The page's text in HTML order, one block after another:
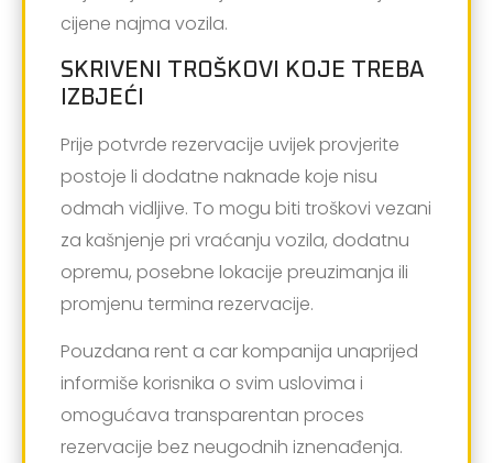
cijene najma vozila.
SKRIVENI TROŠKOVI KOJE TREBA
IZBJEĆI
Prije potvrde rezervacije uvijek provjerite
postoje li dodatne naknade koje nisu
odmah vidljive. To mogu biti troškovi vezani
za kašnjenje pri vraćanju vozila, dodatnu
opremu, posebne lokacije preuzimanja ili
promjenu termina rezervacije.
Pouzdana rent a car kompanija unaprijed
informiše korisnika o svim uslovima i
omogućava transparentan proces
rezervacije bez neugodnih iznenađenja.